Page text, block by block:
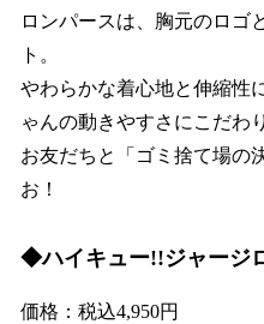
ロンパースは、胸元のロゴ
ト。
やわらかな着心地と伸縮性
ゃんの動きやすさにこだわ
お友だちと「ゴミ捨て場の
お！
◆ハイキュー!!ジャージ
価格：税込4,950円